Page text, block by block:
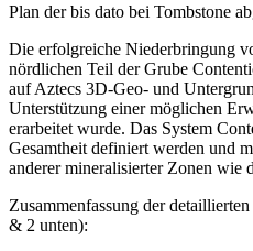
Plan der bis dato bei Tombstone
Die erfolgreiche Niederbringung
nördlichen Teil der Grube
auf Aztecs 3D-Geo- und
Unterstützung einer möglichen
erarbeitet wurde. Das System
Gesamtheit definiert werden und
anderer mineralisierter Zonen wie
Zusammenfassung der
& 2 unten):